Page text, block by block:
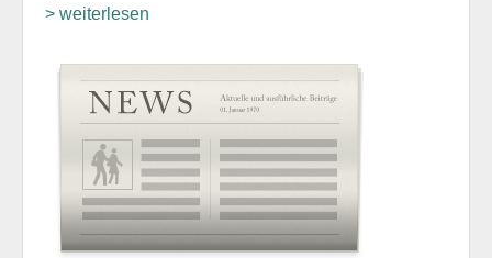
> weiterlesen